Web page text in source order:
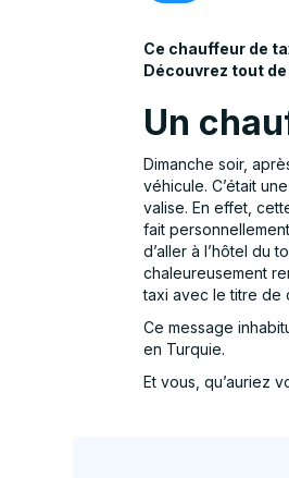
Ce chauffeur de
Découvrez tout
Un
Dimanche soir,
véhicule. C’était
valise. En effet,
fait
d’aller à l’hôtel du
chaleureusement
taxi avec le titre de
Ce message
en Turquie.
Et vous, qu’auriez